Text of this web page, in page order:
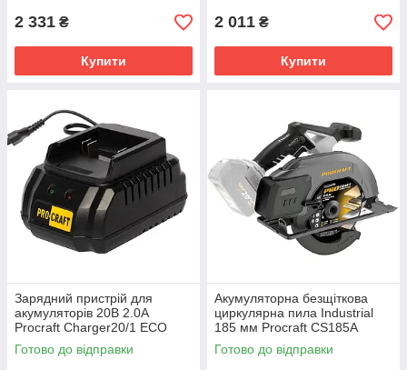
2 331 ₴
Купити
2 011 ₴
Купити
Зарядний пристрій для
акумуляторів 20В 2.0А
Procraft Charger20/1 ECO
Готово до відправки
Акумуляторна безщіткова
циркулярна пила Industrial
185 мм Procraft CS185A
Готово до відправки